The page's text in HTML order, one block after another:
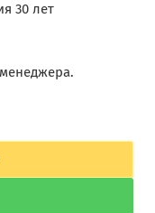
30 лет